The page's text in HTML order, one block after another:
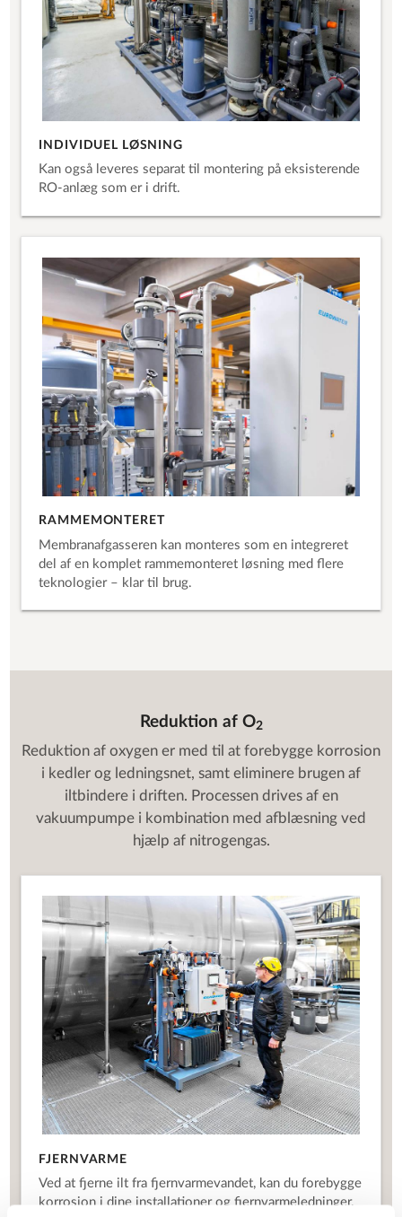
INDIVIDUEL LØSNING
Kan også leveres separat til montering på eksisterende
RO-anlæg som er i drift.
RAMMEMONTERET
Membranafgasseren kan monteres som en integreret
del af en komplet rammemonteret løsning med flere
teknologier – klar til brug.
Reduktion af O2​
Reduktion af oxygen er med til at forebygge korrosion
i kedler og ledningsnet, samt eliminere brugen af
iltbindere i driften. Processen drives af en
vakuumpumpe i kombination med afblæsning ved
hjælp af nitrogengas.
FJERNVARME
Ved at fjerne ilt fra fjernvarmevandet, kan du forebygge
korrosion i dine installationer og fjernvarmeledninger.